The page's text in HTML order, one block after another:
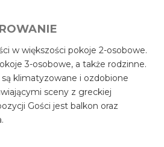
w większości pokoje 2-osobowe.
3-osobowe, a także rodzinne.
klimatyzowane i ozdobione
sceny z greckiej
Gości jest balkon oraz